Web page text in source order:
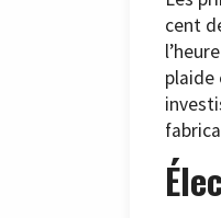
cent
plaide